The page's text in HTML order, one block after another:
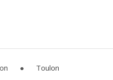
● Toulon